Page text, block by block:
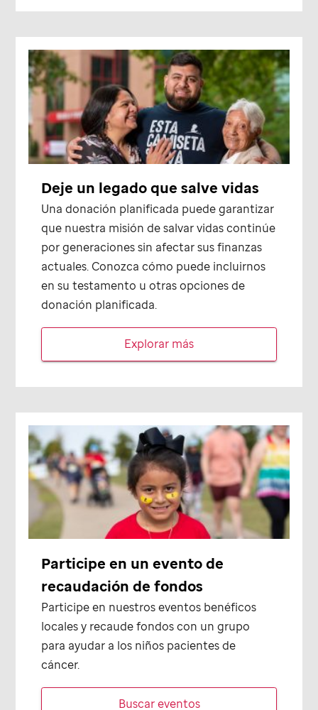
Deje un legado que salve vidas
Una donación planificada puede garantizar
que nuestra misión de salvar vidas continúe
por generaciones sin afectar sus finanzas
actuales. Conozca cómo puede incluirnos
en su testamento u otras opciones de
donación planificada.
Explorar más
Participe en un evento de
recaudación de fondos
Participe en nuestros eventos benéficos
locales y recaude fondos con un grupo
para ayudar a los niños pacientes de
cáncer.
Buscar eventos